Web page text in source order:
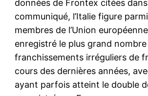
Nous contacter
Formules d’abonnement